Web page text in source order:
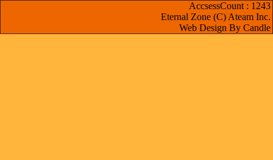
AccsessCount : 1243
Eternal Zone (C) Ateam Inc.
Web Design By Candle